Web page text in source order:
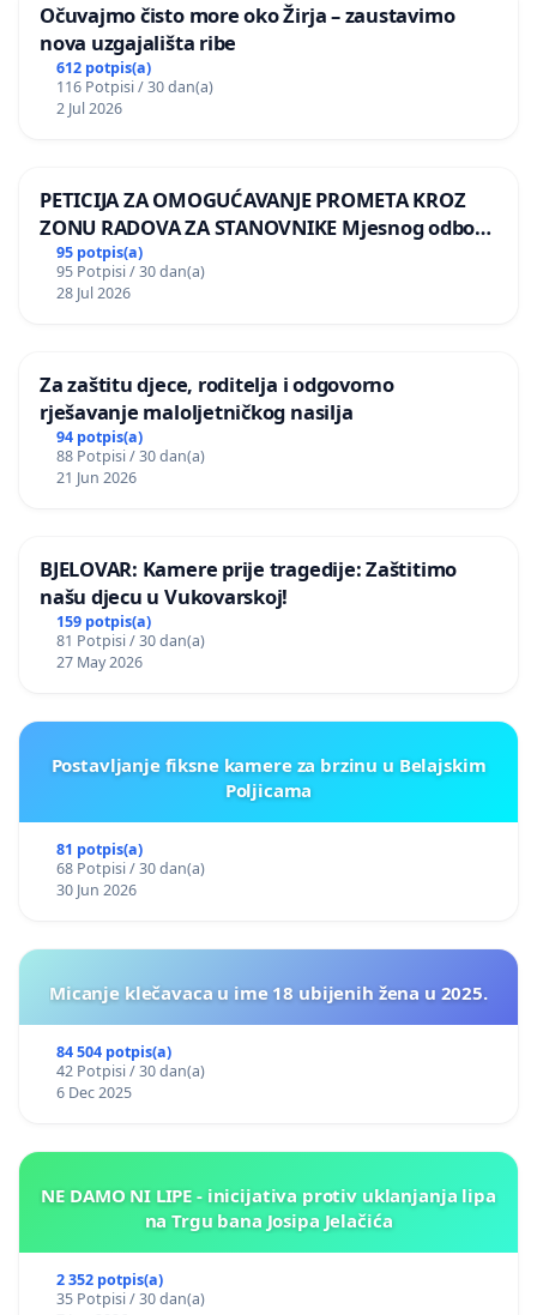
Očuvajmo čisto more oko Žirja – zaustavimo
nova uzgajališta ribe
612 potpis(a)
116 Potpisi / 30 dan(a)
2 Jul 2026
PETICIJA ZA OMOGUĆAVANJE PROMETA KROZ
ZONU RADOVA ZA STANOVNIKE Mjesnog odbora
Kamensko i Lemić Brdo
95 potpis(a)
95 Potpisi / 30 dan(a)
28 Jul 2026
Za zaštitu djece, roditelja i odgovorno
rješavanje maloljetničkog nasilja
94 potpis(a)
88 Potpisi / 30 dan(a)
21 Jun 2026
BJELOVAR: Kamere prije tragedije: Zaštitimo
našu djecu u Vukovarskoj!
159 potpis(a)
81 Potpisi / 30 dan(a)
27 May 2026
Postavljanje fiksne kamere za brzinu u Belajskim
Poljicama
81 potpis(a)
68 Potpisi / 30 dan(a)
30 Jun 2026
Micanje klečavaca u ime 18 ubijenih žena u 2025.
84 504 potpis(a)
42 Potpisi / 30 dan(a)
6 Dec 2025
NE DAMO NI LIPE - inicijativa protiv uklanjanja lipa
na Trgu bana Josipa Jelačića
2 352 potpis(a)
35 Potpisi / 30 dan(a)